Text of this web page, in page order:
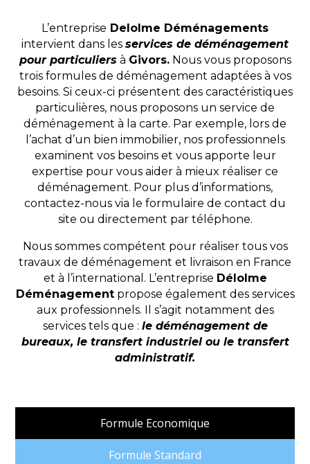
L’entreprise Delolme Déménagements
intervient dans les services de déménagement
pour particuliers à Givors.Nous vous proposons
trois formules de déménagement adaptées à vos
besoins. Si ceux-ci présentent des caractéristiques
particulières, nous proposons un service de
déménagement à la carte. Par exemple, lors de
l’achat d’un bien immobilier, nos professionnels
examinent vos besoins et vous apporte leur
expertise pour vous aider à mieux réaliser ce
déménagement. Pour plus d’informations,
contactez-nous via le formulaire de contact du
site ou directement par téléphone.
Nous sommes compétent pour réaliser tous vos
travaux de déménagement et livraison en France
et à l’international. L’entreprise Délolme
Déménagementpropose également des services
aux professionnels. Il s’agit notamment des
services tels que : le déménagement de
bureaux, le transfert industriel ou le transfert
administratif.
Formule Economique
Formule Standard